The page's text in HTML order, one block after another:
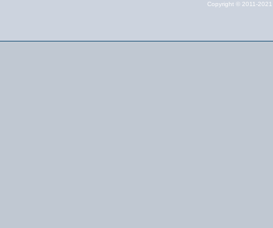
Copyright © 2011-